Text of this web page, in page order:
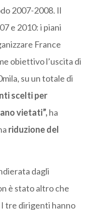
2007-2008. Il
e 2010: i piani
France
obiettivo l’uscita di
su un totale di
scelti per
vietati”,ha
riduzione del
dagli
è stato altro che
I tre dirigenti hanno